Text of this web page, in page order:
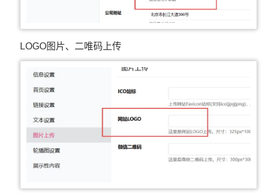
LOGO图片、二唯码上传